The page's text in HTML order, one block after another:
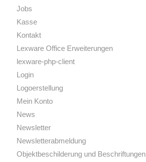
Jobs
Kasse
Kontakt
Lexware Office Erweiterungen
lexware-php-client
Login
Logoerstellung
Mein Konto
News
Newsletter
Newsletterabmeldung
Objektbeschilderung und Beschriftungen